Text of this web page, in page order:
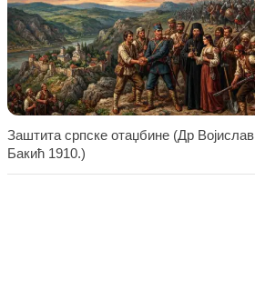
Заштита српске отаџбине (Др Војислав
Бакић 1910.)